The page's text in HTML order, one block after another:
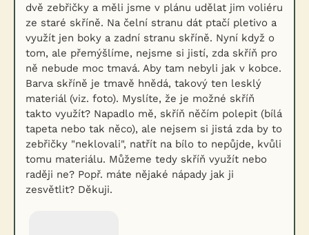
dvě zebřičky a měli jsme v plánu udělat jim voliéru
ze staré skříně. Na čelní stranu dát ptačí pletivo a
využít jen boky a zadní stranu skříně. Nyní když o
tom, ale přemýšlíme, nejsme si jistí, zda skříň pro
ně nebude moc tmavá. Aby tam nebyli jak v kobce.
Barva skříně je tmavě hnědá, takový ten lesklý
materiál (viz. foto). Myslíte, že je možné skříň
takto využít? Napadlo mě, skříň něčím polepit (bílá
tapeta nebo tak něco), ale nejsem si jistá zda by to
zebřičky "neklovali", natřít na bílo to nepůjde, kvůli
tomu materiálu. Můžeme tedy skříň využít nebo
raději ne? Popř. máte nějaké nápady jak ji
zesvětlit? Děkuji.